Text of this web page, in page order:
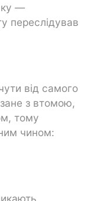
—
переслідував
від самого
з втомою,
тому
чином: